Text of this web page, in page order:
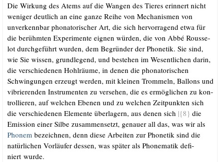
Die Wir­kung des Atems auf die Wan­gen des Tie­res erin­nert nicht
weni­ger deut­lich an eine gan­ze Rei­he von Mecha­nis­men von
unver­kenn­bar pho­na­to­ri­scher Art, die sich her­vor­ra­gend etwa für
die berühm­ten Expe­ri­men­te eig­nen wür­den, die von Abbé Rous­se­
lot durch­ge­führt wur­den, dem Begrün­der der Pho­ne­tik. Sie sind,
wie Sie wis­sen, grund­le­gend, und bestehen im Wesent­li­chen dar­in,
die ver­schie­de­nen Hohl­räu­me, in denen die pho­na­to­ri­schen
Schwin­gun­gen erzeugt wer­den, mit klei­nen Trom­meln, Bal­lons und
vibrie­ren­den Instru­men­ten zu ver­se­hen, die es ermöglic­hen zu kon­
trol­lie­ren, auf wel­chen Ebe­nen und zu wel­chen Zeit­punk­ten sich
die ver­schie­de­nen Ele­men­te über­la­gern, aus denen sich |{8} die
Emis­si­on einer Sil­be zusam­men­setzt, genau­er all das, was wir als
Pho­nembezeich­nen, denn die­se Arbei­ten zur Pho­ne­tik sind die
natür­li­chen Vor­läu­fer des­sen, was spä­ter als Pho­ne­ma­tik defi­
niert wurde.